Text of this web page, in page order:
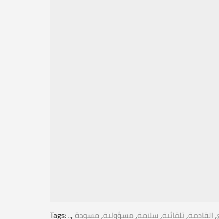
Tags:.., ,القادمة,تلقائية,سلامة,مسؤولية,مسودة